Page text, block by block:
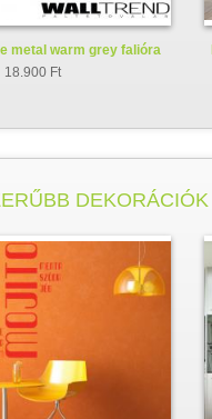
metal warm grey falióra
KA5610GY
18.900 Ft
DEKORÁCIÓK